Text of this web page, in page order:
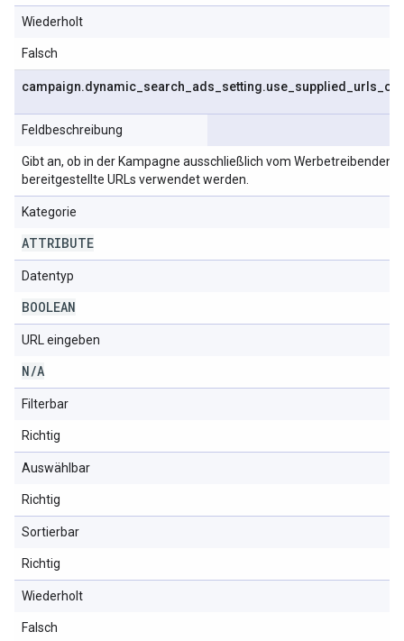
Wiederholt
Falsch
campaign.dynamic search ads setting.use supplied urls
Feldbeschreibung
Gibt an, ob in der Kampagne ausschließlich vom Werbetreibenden
bereitgestellte URLs verwendet werden.
Kategorie
ATTRIBUTE
Datentyp
BOOLEAN
URL eingeben
N/A
Filterbar
Richtig
Auswählbar
Richtig
Sortierbar
Richtig
Wiederholt
Falsch